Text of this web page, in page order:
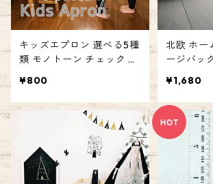
キッズエプロン 選べる5種
類 モノトーン チェック ト
ッズ 調理 北欧柄 シンプル
デザイン 親子 お揃い emil
ystyle エミリースタイル
¥800
北欧 ホー
ージバッ
ブリック
片付け ギ
エミリー
¥1,680